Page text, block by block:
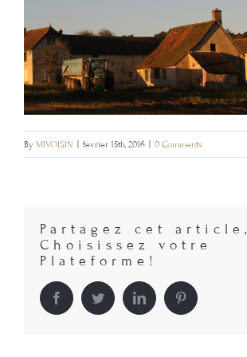
By MIVOISIN février 15th, 2016 0 Comments
Partagez cet article,
Choisissez votre
Plateforme!
FacebookTwitter LinkedIn Pinterest